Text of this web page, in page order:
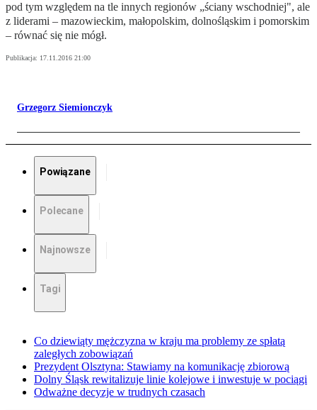
pod tym względem na tle innych regionów „ściany wschodniej", ale
z liderami – mazowieckim, małopolskim, dolnośląskim i pomorskim
– równać się nie mógł.
Publikacja: 17.11.2016 21:00
Grzegorz Siemionczyk
Powiązane
Polecane
Najnowsze
Tagi
Co dziewiąty mężczyzna w kraju ma problemy ze spłatą
zaległych zobowiązań
Prezydent Olsztyna: Stawiamy na komunikację zbiorową
Dolny Śląsk rewitalizuje linie kolejowe i inwestuje w pociągi
Odważne decyzje w trudnych czasach